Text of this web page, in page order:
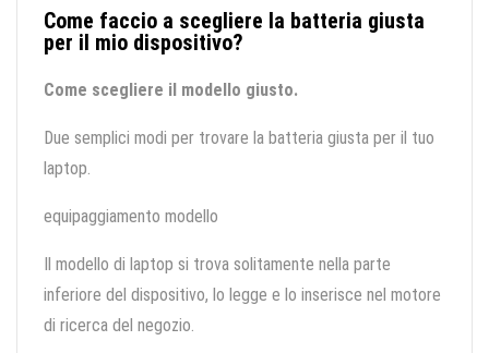
Come faccio a scegliere la batteria giusta
per il mio dispositivo?
Come scegliere il modello giusto.
Due semplici modi per trovare la batteria giusta per il tuo
laptop.
equipaggiamento modello
Il modello di laptop si trova solitamente nella parte
inferiore del dispositivo, lo legge e lo inserisce nel motore
di ricerca del negozio.